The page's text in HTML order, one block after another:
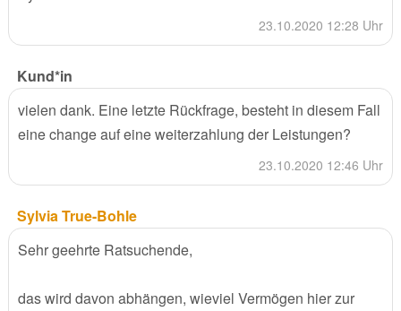
23.10.2020 12:28 Uhr
Kund*in
vielen dank. Eine letzte Rückfrage, besteht in diesem Fall
eine change auf eine weiterzahlung der Leistungen?
23.10.2020 12:46 Uhr
Sylvia True-Bohle
Sehr geehrte Ratsuchende,
das wird davon abhängen, wieviel Vermögen hier zur